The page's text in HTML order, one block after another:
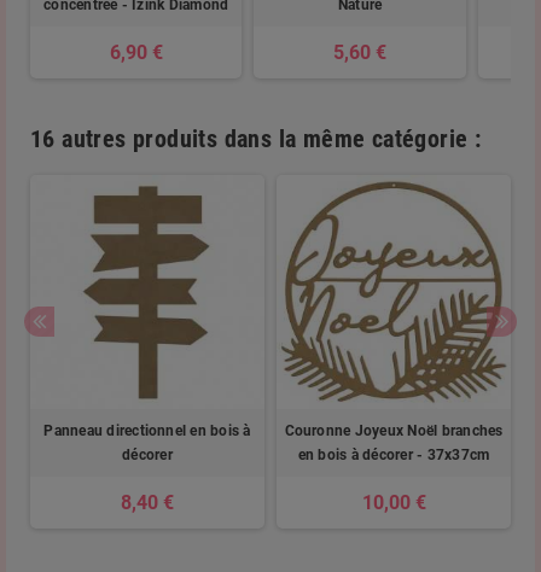
concentrée - Izink Diamond
6,90 €
Nature
5,60 €
16 autres produits dans la même catégorie :
Panneau directionnel en bois à
décorer
8,40 €
Couronne Joyeux Noël branches
en bois à décorer - 37x37cm
10,00 €